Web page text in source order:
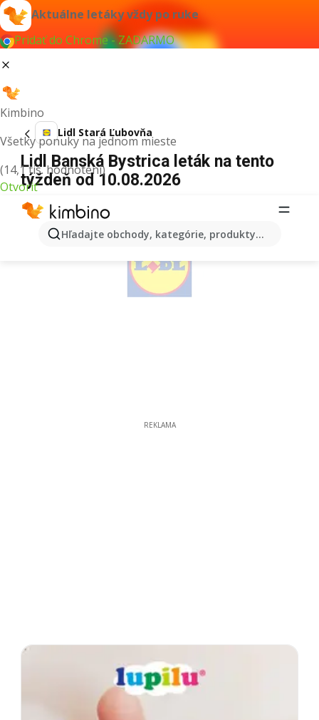
Aktuálne letáky vždy po ruke
Pridať do Chrome - ZADARMO
Kimbino
Všetky ponuky na jednom mieste
(14,1 tis. hodnotení)
Otvoriť
Hľadajte obchody, kategórie, produkty...
Lidl Stará Ľubovňa
Lidl Banská Bystrica leták na tento
týždeň od 10.08.2026
REKLAMA